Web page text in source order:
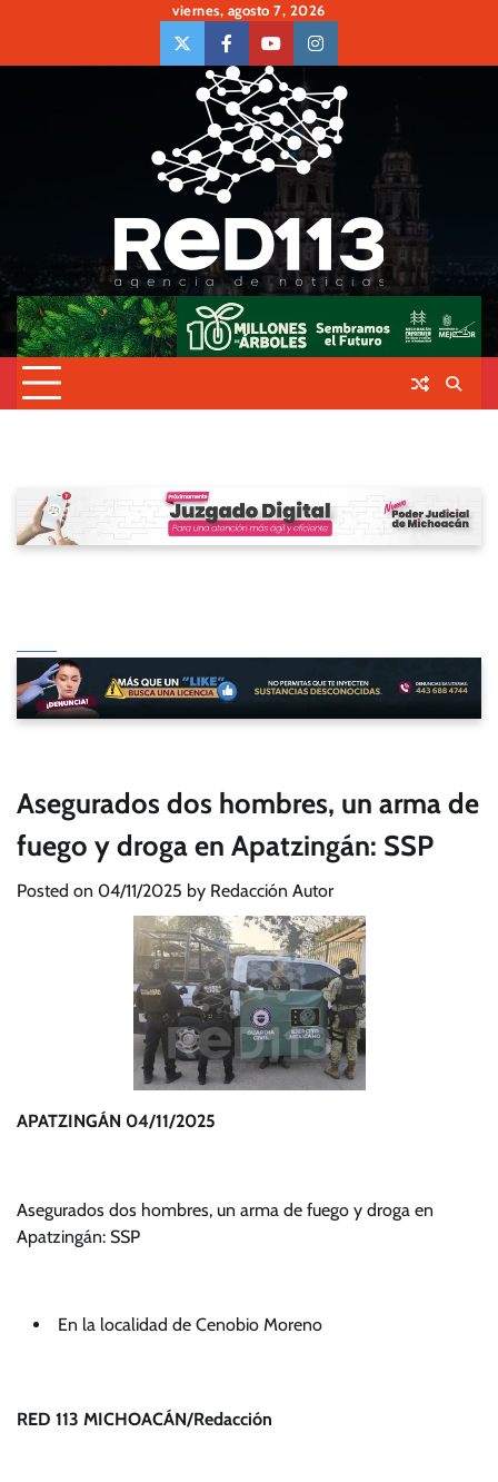
content
viernes, agosto 7, 2026
twiter Face Youtubeinsta
Asegurados dos hombres, un arma de
fuego y droga en Apatzingán: SSP
Posted on 04/11/2025 by Redacción Autor
APATZINGÁN 04/11/2025
Asegurados dos hombres, un arma de fuego y droga en
Apatzingán: SSP
En la localidad de Cenobio Moreno
RED 113 MICHOACÁN/Redacción